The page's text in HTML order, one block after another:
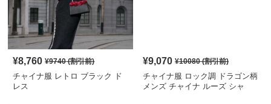
¥8,760 ¥9740(割引前)
チャイナ服 レトロ ブラック ド
レス
¥9,070 ¥10080(割引前)
チャイナ服 ロック調 ドラゴン柄
メンズ チャイナ ルーズ シャ